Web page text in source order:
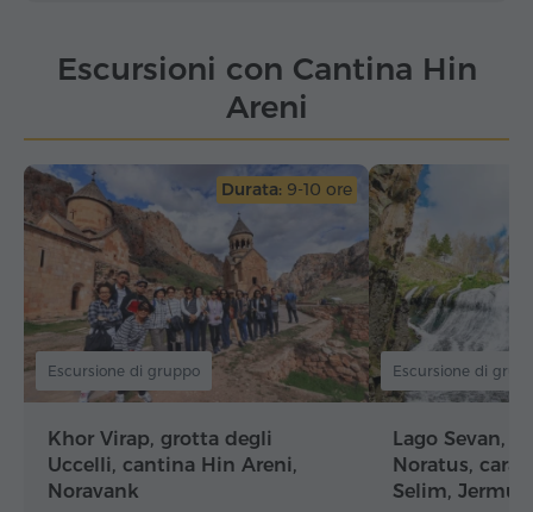
Escursioni con Cantina Hin
Areni
Durata: 9-10 ore
Escursione di gruppo
Khor Virap, grotta degli
Uccelli, cantina Hin Areni,
Noravank
Escursione di
Lago Sevan,
Noratus,
Selim,